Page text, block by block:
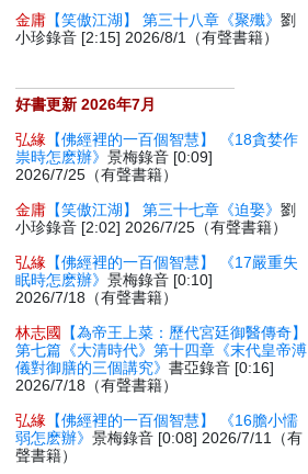
金庸 【笑傲江湖】 第三十八章《聚殲》劉
小珍錄音 [2:15] 2026/8/1（有聲書籍）
好書更新 2026年7月
弘緣 【佛經裡的一百個智慧】 《18貪婪作
祟時怎麽辦》景梅錄音 [0:09]
2026/7/25（有聲書籍）
金庸 【笑傲江湖】 第三十七章《迫娶》劉
小珍錄音 [2:02] 2026/7/25（有聲書籍）
弘緣 【佛經裡的一百個智慧】 《17嚴重失
眠時怎麽辦》景梅錄音 [0:10]
2026/7/18（有聲書籍）
林志國
【為帝王上菜：歷代宮廷御醫傳奇】
第七篇《大清時代》第十四章《末代皇帝溥
儀對御膳的三個講究》書亞錄音 [0:16]
2026/7/18（有聲書籍）
弘緣 【佛經裡的一百個智慧】 《16膽小懦
弱怎麽辦》景梅錄音 [0:08] 2026/7/11（有
聲書籍）